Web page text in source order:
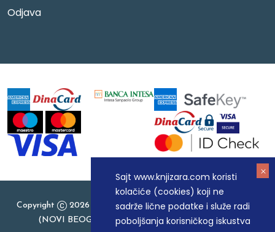
Sajt www.knjizara.com koristi
kolačiće (cookies) koji ne
sadrže lične podatke i služe radi
poboljšanja korisničkog iskustva
Odjava
Copyright
2026 Knjizara.com - MAKART DOO BEOGRAD
(NOVI BEOGRAD), PIB: 105184104, MB: 20337524